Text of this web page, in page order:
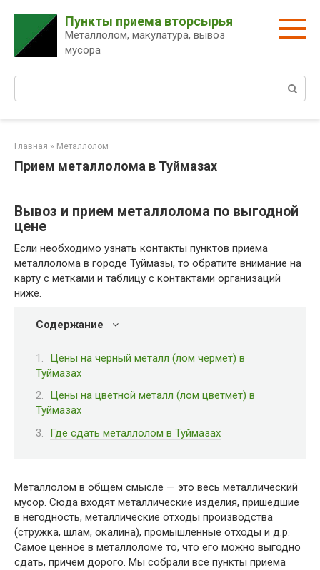
контенту
Пункты приема вторсырья
Металлолом, макулатура, вывоз
мусора
Главная » Металлолом
Прием металлолома в Туймазах
Вывоз и прием металлолома по выгодной
цене
Если необходимо узнать контакты пунктов приема
металлолома в городе Туймазы, то обратите внимание на
карту с метками и таблицу с контактами организаций
ниже.
Содержание
Цены на черный металл (лом чермет) в
Туймазах
Цены на цветной металл (лом цветмет) в
Туймазах
Где сдать металлолом в Туймазах
Металлолом в общем смысле — это весь металлический
мусор. Сюда входят металлические изделия, пришедшие
в негодность, металлические отходы производства
(стружка, шлам, окалина), промышленные отходы и д.р.
Самое ценное в металлоломе то, что его можно выгодно
сдать, причем дорого. Мы собрали все пункты приема